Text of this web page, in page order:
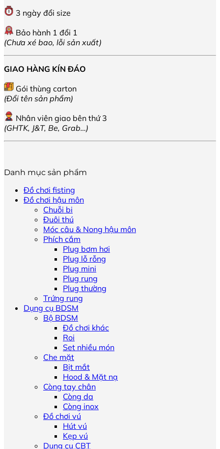
3 ngày đổi size
Bảo hành 1 đổi 1
(Chưa xé bao, lỗi sản xuất)
GIAO HÀNG KÍN ĐÁO
Gói thùng carton
(Đổi tên sản phẩm)
Nhân viên giao bên thứ 3
(GHTK, J&T, Be, Grab…)
Danh mục sản phẩm
Đồ chơi fisting
Đồ chơi hậu môn
Chuỗi bi
Đuôi thú
Móc câu & Nong hậu môn
Phích cắm
Plug bơm hơi
Plug lỗ rỗng
Plug mini
Plug rung
Plug thường
Trứng rung
Dụng cụ BDSM
Bộ BDSM
Đồ chơi khác
Roi
Set nhiều món
Che mặt
Bịt mắt
Hood & Mặt nạ
Còng tay chân
Còng da
Còng inox
Đồ chơi vú
Hút vú
Kẹp vú
Dụng cụ CBT